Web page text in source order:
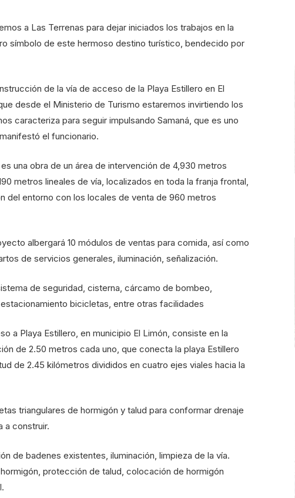
a Las Terrenas para dejar iniciados los trabajos en la
símbolo de este hermoso destino turístico, bendecido por
de la vía de acceso de la Playa Estillero en El
desde el Ministerio de Turismo estaremos invirtiendo los
caracteriza para seguir impulsando Samaná, que es uno
el funcionario.
una obra de un área de intervención de 4,930 metros
metros lineales de vía, localizados en toda la franja frontal,
del entorno con los locales de venta de 960 metros
albergará 10 módulos de ventas para comida, así como
de servicios generales, iluminación, señalización.
de seguridad, cisterna, cárcamo de bombeo,
bicicletas, entre otras facilidades
a Playa Estillero, en municipio El Limón, consiste en la
de 2.50 metros cada uno, que conecta la playa Estillero
de 2.45 kilómetros divididos en cuatro ejes viales hacia la
triangulares de hormigón y talud para conformar drenaje
a construir.
de badenes existentes, iluminación, limpieza de la vía.
protección de talud, colocación de hormigón